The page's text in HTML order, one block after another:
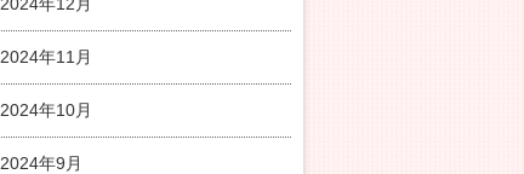
2024年11月
2024年10月
2024年9月